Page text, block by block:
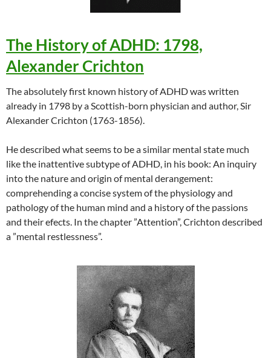
The History of ADHD: 1798,
Alexander Crichton
The absolutely first known history of ADHD was written
already in 1798 by a Scottish-born physician and author, Sir
Alexander Crichton (1763-1856).
He described what seems to be a similar mental state much
like the inattentive subtype of ADHD, in his book: An inquiry
into the nature and origin of mental derangement:
comprehending a concise system of the physiology and
pathology of the human mind and a history of the passions
and their efects. In the chapter ”Attention”, Crichton described
a ”mental restlessness”.